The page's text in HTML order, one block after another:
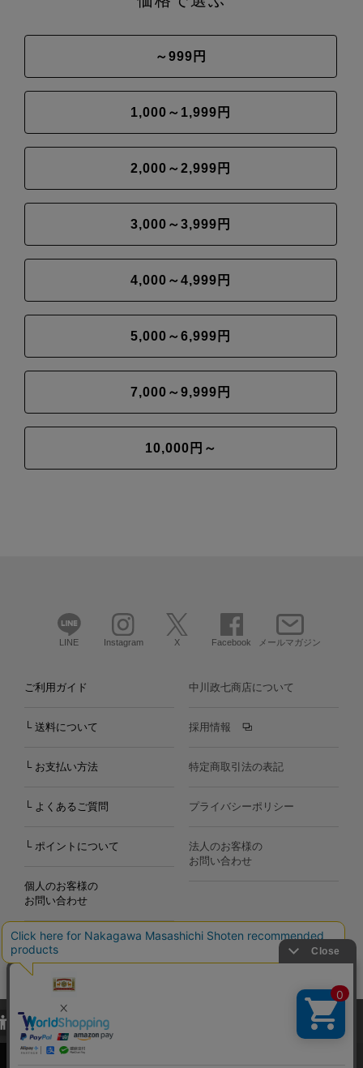
～999円
1,000～1,999円
2,000～2,999円
3,000～3,999円
4,000～4,999円
5,000～6,999円
7,000～9,999円
10,000円～
LINE Instagram X Facebook メールマガジン
ご利用ガイド
└ 送料について
└ お支払い方法
└ よくあるご質問
└ ポイントについて
個人のお客様の
お問い合わせ
中川政七商店について
採用情報
特定商取引法の表記
プライバシーポリシー
法人のお客様の
お問い合わせ
Copyright©2000-2026
Nakagawa Masashichi Shoten All Rights Reserved.
当サイトでは、当サイト内における閲覧履歴・属性情報などの取得およ
び利便性向上のためにクッキー（Cookie）を使用いたします。詳細に
関しては「プライバシーポリシー